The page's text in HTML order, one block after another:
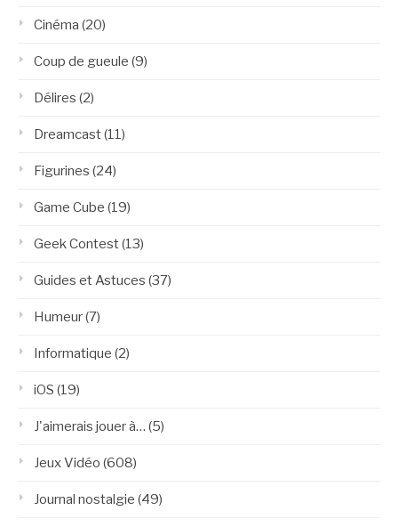
Cinéma (20)
Coup de gueule (9)
Délires (2)
Dreamcast(11)
Figurines (24)
Game Cube (19)
Geek Contest(13)
Guides et Astuces (37)
Humeur(7)
Informatique (2)
iOS (19)
J'aimerais jouer à… (5)
Jeux Vidéo (608)
Journal nostalgie (49)